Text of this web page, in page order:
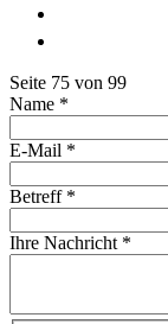
Seite 75 von 99
Name *
E-Mail *
Betreff *
Ihre Nachricht *